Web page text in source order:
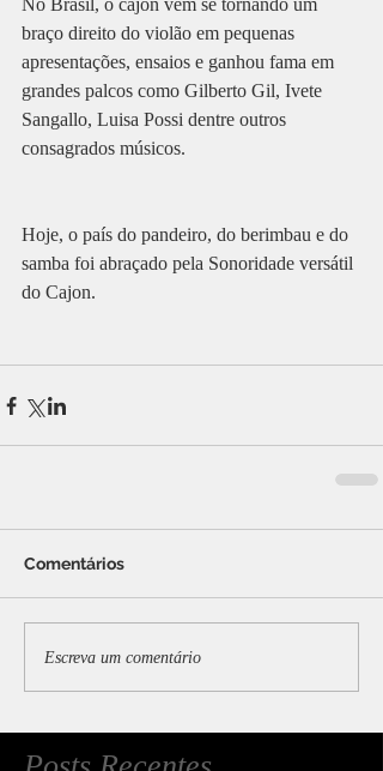
No Brasil, o cajon vem se tornando um
braço direito do violão em pequenas
apresentações, ensaios e ganhou fama em
grandes palcos como Gilberto Gil, Ivete
Sangallo, Luisa Possi dentre outros
consagrados músicos.
Hoje, o país do pandeiro, do berimbau e do
samba foi abraçado pela Sonoridade versátil
do Cajon.
Comentários
Escreva um comentário